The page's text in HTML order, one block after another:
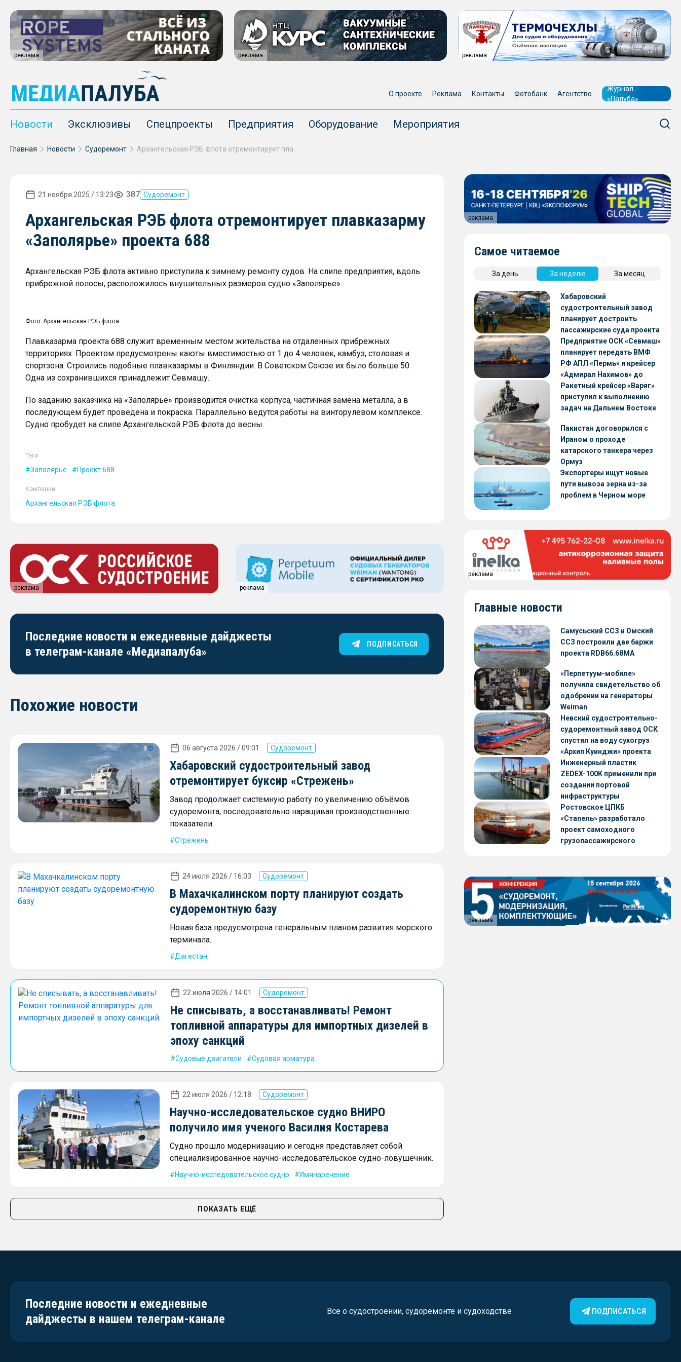
реклама реклама реклама
О проекте Реклама Контакты Фотобанк Агентство
Журнал
«Палуба»
Новости Эксклюзивы Спецпроекты Предприятия Оборудование Мероприятия
Главная Новости Судоремонт
21 ноября 2025 / 13:23 387 Судоремонт
Архангельская РЭБ флота отремонтирует плавказарму
«Заполярье» проекта 688
Архангельская РЭБ флота активно приступила к зимнему ремонту судов. На слипе предприятия, вдоль
прибрежной полосы, расположилось внушительных размеров судно «Заполярье».
Фото: Архангельская РЭБ флота
Плавказарма проекта 688 служит временным местом жительства на отдаленных прибрежных
территориях. Проектом предусмотрены каюты вместимостью от 1 до 4 человек, камбуз, столовая и
спортзона. Строились подобные плавказармы в Финляндии. В Советском Союзе их было больше 50.
Одна из сохранившихся принадлежит Севмашу.
По заданию заказчика на «Заполярье» производится очистка корпуса, частичная замена металла, а в
последующем будет проведена и покраска. Параллельно ведутся работы на винторулевом комплексе.
Судно пробудет на слипе Архангельской РЭБ флота до весны.
Теги
Заполярье Проект 688
Компании
Архангельская РЭБ флота
реклама реклама
Последние новости и ежедневные дайджесты
в телеграм-канале «Медиапалуба»
ПОДПИСАТЬСЯ
Похожие новости
06 августа 2026 / 09:01 Судоремонт
Хабаровский судостроительный завод
отремонтирует буксир «Стрежень»
Завод продолжает системную работу по увеличению объёмов
судоремонта, последовательно наращивая производственные
показатели.
Стрежень
24 июля 2026 / 16:03 Судоремонт
В Махачкалинском порту планируют создать
судоремонтную базу
Новая база предусмотрена генеральным планом развития морского
терминала.
Дагестан
22 июля 2026 / 14:01 Судоремонт
Не списывать, а восстанавливать! Ремонт
топливной аппаратуры для импортных дизелей в
эпоху санкций
Судовые двигатели Судовая арматура
22 июля 2026 / 12:18 Судоремонт
Научно-исследовательское судно ВНИРО
получило имя ученого Василия Костарева
Судно прошло модернизацию и сегодня представляет собой
специализированное научно-исследовательское судно-ловушечник.
Научно-исследовательское судно Имянаречение
ПОКАЗАТЬ ЕЩЁ
реклама
Самое читаемое
За день За неделю За месяц
Хабаровский
судостроительный завод
планирует достроить
пассажирские суда проекта
А45-2
Предприятие ОСК «Севмаш»
планирует передать ВМФ
РФ АПЛ «Пермь» и крейсер
«Адмирал Нахимов» до
конца 2026 года
Ракетный крейсер «Варяг»
приступил к выполнению
задач на Дальнем Востоке
Пакистан договорился с
Ираном о проходе
катарского танкера через
Ормуз
Экспортеры ищут новые
пути вывоза зерна из-за
проблем в Черном море
реклама
Главные новости
Самусьский ССЗ и Омский
ССЗ построили две баржи
проекта RDB66.68МА
«Перпетуум-мобиле»
получила свидетельство об
одобрении на генераторы
Weiman
Невский судостроительно-
судоремонтный завод ОСК
спустил на воду сухогруз
«Архип Куинджи» проекта
RSD59
Инженерный пластик
ZEDEX-100K применили при
создании портовой
инфраструктуры
Ростовское ЦПКБ
«Стапель» разработало
проект самоходного
грузопассажирского
реклама
Последние новости и ежедневные
дайджесты в нашем телеграм-канале
Все о судостроении, судоремонте и судоходстве ПОДПИСАТЬСЯ